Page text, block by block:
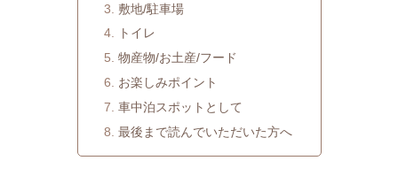
敷地/駐車場
トイレ
物産物/お土産/フード
お楽しみポイント
車中泊スポットとして
最後まで読んでいただいた方へ